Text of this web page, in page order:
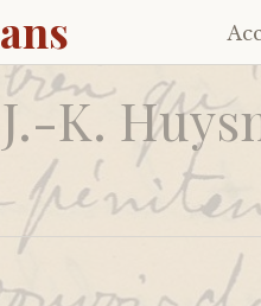
au
J.-K.